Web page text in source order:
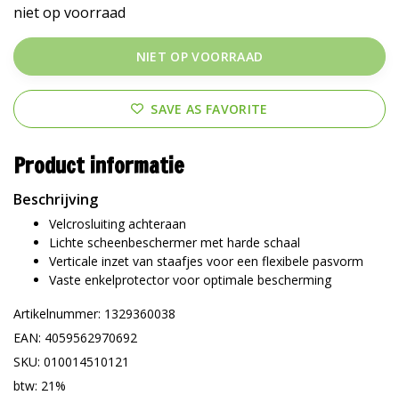
niet op voorraad
NIET OP VOORRAAD
SAVE AS FAVORITE
Product informatie
Beschrijving
Velcrosluiting achteraan
Lichte scheenbeschermer met harde schaal
Verticale inzet van staafjes voor een flexibele pasvorm
Vaste enkelprotector voor optimale bescherming
Artikelnummer: 1329360038
EAN: 4059562970692
SKU: 010014510121
btw: 21%